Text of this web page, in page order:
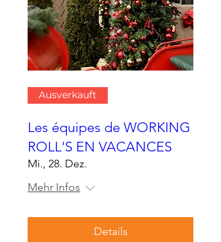
Ausverkauft
Les équipes de WORKING
ROLL'S EN VACANCES
Mi., 28. Dez.
Mehr Infos
Details